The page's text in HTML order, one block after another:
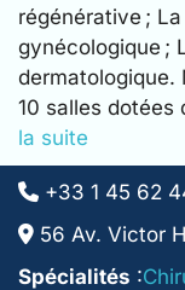
régénérative ;
gynécologique ;
dermatologique.
10 salles
la suite
+33 1 45 62
56 Av. Victor
Spécialités :